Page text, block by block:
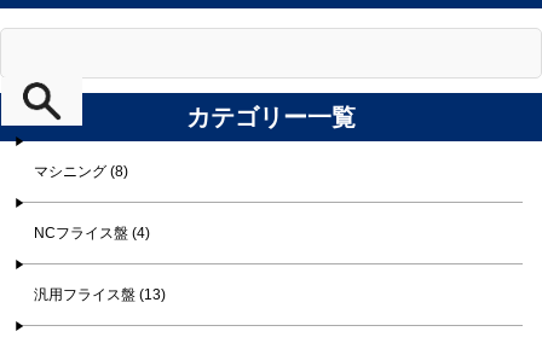
カテゴリー一覧
マシニング (8)
NCフライス盤 (4)
汎用フライス盤 (13)